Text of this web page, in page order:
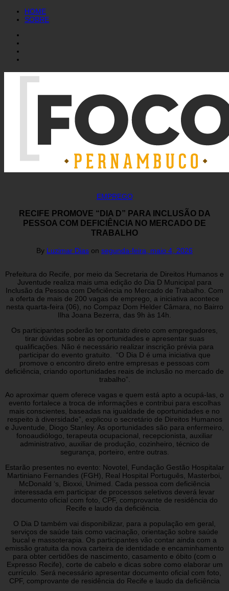
HOME
SOBRE
EMPREGO
RECIFE PROMOVE “DIA D” PARA INCLUSÃO DA
PESSOA COM DEFICIÊNCIA NO MERCADO DE
TRABALHO
By Luzimar Dias on segunda-feira, maio 4, 2026
Prefeitura do Recife, por meio da Secretaria de Direitos Humanos e
Juventude realiza mais uma edição do Dia D Municipal para
Inclusão da Pessoa com Deficiência no Mercado de Trabalho. Com
a oferta de mais de 200 vagas de emprego, a iniciativa acontece
nesta quarta-feira (06), no Compaz Dom Helder Câmara, no Bairro
Ilha Joana Bezerra, das 9h às 14h.
Os participantes poderão ter contato direto com empregadores,
tirar dúvidas sobre as oportunidades e apresentar suas
qualificações. Não é necessário realizar inscrição prévia para
participar do evento gratuito. “O Dia D é uma iniciativa que
promove o encontro direto entre empresas e pessoas com
deficiência, criando oportunidades reais de inclusão no mercado de
trabalho”.
Ao aproximar quem oferece vagas e quem está apto a ocupá-las, o
evento fortalece a troca de informações e contribui para escolhas
mais conscientes, baseadas na igualdade de oportunidades e no
respeito à diversidade”, explicou o secretário de Direitos Humanos
e Juventude, Diogo Stanley. As oportunidades são para enfermeiro,
fonoaudiólogo, terapeuta ocupacional, recepcionista, auxiliar
administrativo, auxiliar de produção, cozinheiro, técnico de
segurança, porteiro, entre outras.
Estarão presentes no evento: Novotel, Fundação Gestão Hospitalar
Martiniano Fernandes (FGH), Real Hospital Português, Masterboi,
McDonald ‘s, Bioxxi, Unimed. Cada pessoa com deficiência
interessada em participar de processos seletivos deverá levar
documento oficial com foto, CPF, comprovante de residência do
Recife e laudo da deficiência.
O Dia D também vai disponibilizar, para a população em geral,
serviços de saúde tais como vacinação, orientação sobre saúde
bucal e massoterapia. Os participantes vão contar ainda com a
emissão gratuita da nova carteira de identidade e encaminhamento
para obter certidões de nascimento, casamento e óbito (com o
Expresso Recife), corte de cabelo e dicas sobre como elaborar um
currículo. Será necessário apresentar documento oficial com foto,
CPF, comprovante de residência do Recife e laudo da deficiência